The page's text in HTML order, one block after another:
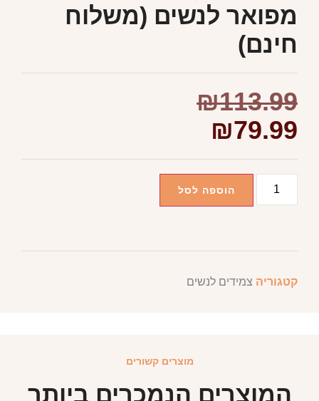
מפואר לנשים (משלוח
חינם)
₪113.99
₪79.99
הוספה לסל
קטגוריה צמידים לנשים
מוצרים קשורים
המוצרים הנמכרים ביותר